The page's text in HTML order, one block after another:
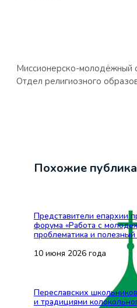
Миссионерско-молодёжный
Отдел религиозного
Похожие
Представители епархии
форума «Работа с
проблематика и
10 июня 2026 года
Переславских
и традициями